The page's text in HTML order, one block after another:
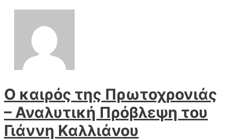
Ο καιρός της Πρωτοχρονιάς
– Αναλυτική Πρόβλεψη του
Γιάννη Καλλιάνου